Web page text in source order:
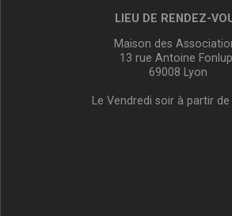
LIEU DE RENDEZ-
Maison des
13 rue Antoine
69008 Lyon
Le Vendredi soir à partir